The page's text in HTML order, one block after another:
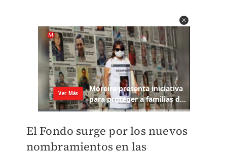
El Fondo surge por los nuevos
nombramientos en las